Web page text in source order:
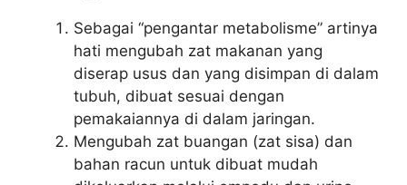
Sebagai “pengantar metabolisme” artinya
hati mengubah zat makanan yang
diserap usus dan yang disimpan di dalam
tubuh, dibuat sesuai dengan
pemakaiannya di dalam jaringan.
Mengubah zat buangan (zat sisa) dan
bahan racun untuk dibuat mudah